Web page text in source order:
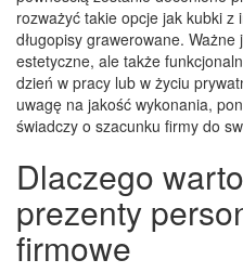
rozważyć takie opcje jak kubki
długopisy grawerowane.
estetyczne, ale także
dzień w pracy lub w życiu
uwagę na jakość wykonania,
świadczy o szacunku firmy do
Dlaczego
prezenty
firmowe